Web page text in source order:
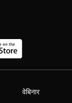
वेबिनार